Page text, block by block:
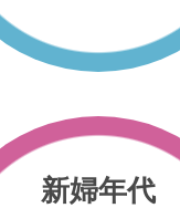
新婦年代